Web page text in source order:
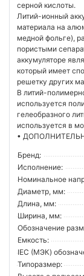
серной кислоты.
Литий-ионный
материала на
медной фольге),
пористыми
аккумуляторе
который имеет
решетку других
В литий-
используется
гелеобразного
используется в
•
Бренд:
Исполнение:
Номинальное
Диаметр, мм:
Длина, мм:
Ширина, мм:
Обозначение
Емкость:
IEC (МЭК)
Типоразмер: